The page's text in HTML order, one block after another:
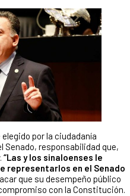
por la ciudadanía
Senado, responsabilidad que,
“Las y los sinaloenses le
representarlos en el Senado
que su desempeño público
con la Constitución.